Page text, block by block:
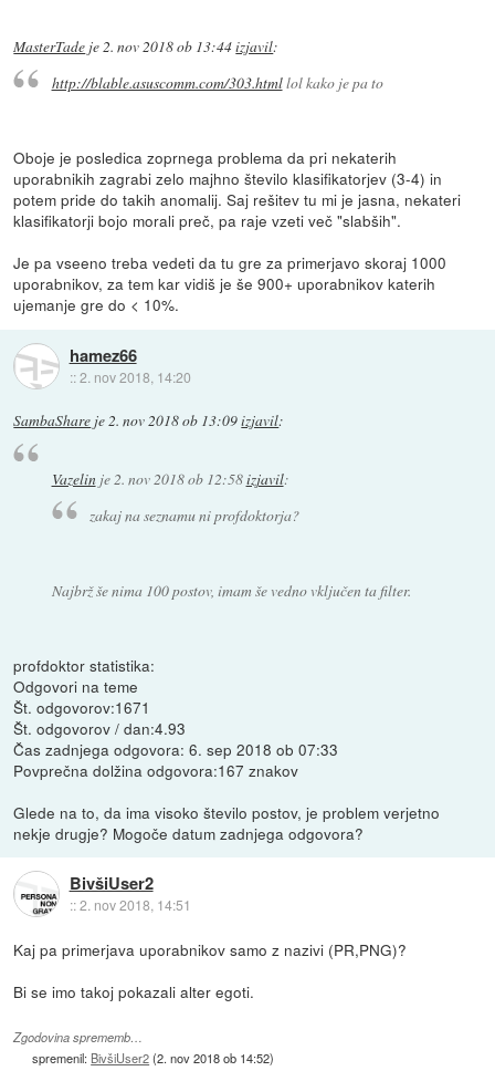
MasterTade je2. nov 2018 ob 13:44izjavil:
http://blable.asuscomm.com/303.htmllol kako je pa to
Oboje je posledica zoprnega problema da pri nekaterih
uporabnikih zagrabi zelo majhno število klasifikatorjev (3-4) in
potem pride do takih anomalij. Saj rešitev tu mi je jasna, nekateri
klasifikatorji bojo morali preč, pa raje vzeti več "slabših".
Je pa vseeno treba vedeti da tu gre za primerjavo skoraj 1000
uporabnikov, za tem kar vidiš je še 900+ uporabnikov katerih
ujemanje gre do < 10%.
hamez66
::2. nov 2018, 14:20
SambaShare je2. nov 2018 ob 13:09izjavil:
Vazelinje2. nov 2018 ob 12:58izjavil:
zakaj na seznamu ni profdoktorja?
Najbrž še nima 100 postov, imam še vedno vključen ta filter.
profdoktor statistika:
Odgovori na teme
Št. odgovorov:1671
Št. odgovorov / dan:4.93
Čas zadnjega odgovora: 6. sep 2018 ob 07:33
Povprečna dolžina odgovora:167 znakov
Glede na to, da ima visoko število postov, je problem verjetno
nekje drugje? Mogoče datum zadnjega odgovora?
BivšiUser2
::2. nov 2018, 14:51
Kaj pa primerjava uporabnikov samo z nazivi (PR,PNG)?
Bi se imo takoj pokazali alter egoti.
Zgodovina sprememb…
spremenil: BivšiUser2(2. nov 2018 ob 14:52)